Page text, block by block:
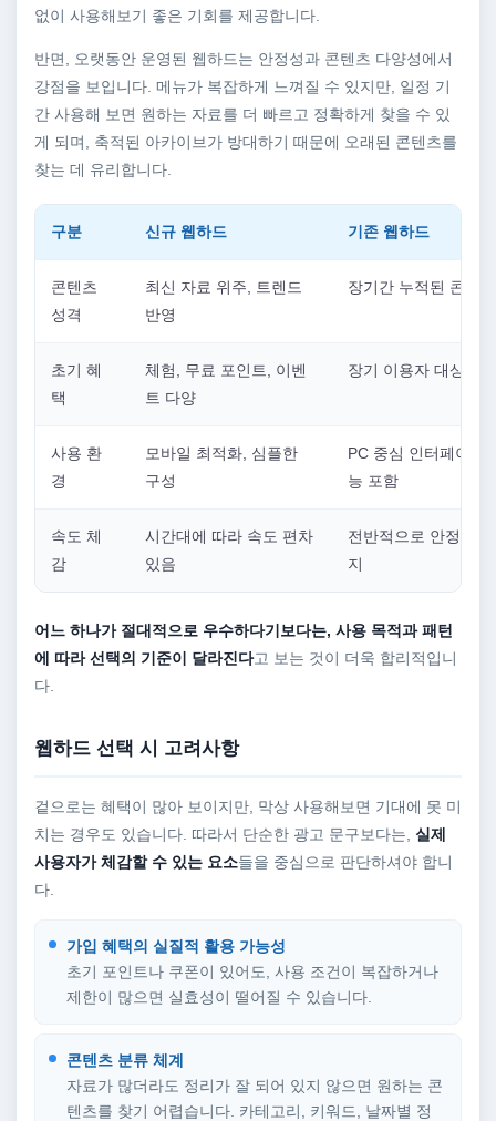
없이 사용해보기 좋은 기회를 제공합니다.
반면, 오랫동안 운영된 웹하드는 안정성과 콘텐츠 다양성에서
강점을 보입니다. 메뉴가 복잡하게 느껴질 수 있지만, 일정 기
간 사용해 보면 원하는 자료를 더 빠르고 정확하게 찾을 수 있
게 되며, 축적된 아카이브가 방대하기 때문에 오래된 콘텐츠를
찾는 데 유리합니다.
구분 신규 웹하드 기존 웹하드
콘텐츠
성격
최신 자료 위주, 트렌드
반영
장기간 누적된 콘텐
초기 혜
택
체험, 무료 포인트, 이벤
트 다양
장기 이용자 대상 혜
사용 환
경
모바일 최적화, 심플한
구성
PC 중심 인터페이스,
능 포함
속도 체
감
시간대에 따라 속도 편차
있음
전반적으로 안정적인
지
어느 하나가 절대적으로 우수하다기보다는, 사용 목적과 패턴
에 따라 선택의 기준이 달라진다고 보는 것이 더욱 합리적입니
다.
웹하드 선택 시 고려사항
겉으로는 혜택이 많아 보이지만, 막상 사용해보면 기대에 못 미
치는 경우도 있습니다. 따라서 단순한 광고 문구보다는, 실제
사용자가 체감할 수 있는 요소들을 중심으로 판단하셔야 합니
다.
가입 혜택의 실질적 활용 가능성
초기 포인트나 쿠폰이 있어도, 사용 조건이 복잡하거나
제한이 많으면 실효성이 떨어질 수 있습니다.
콘텐츠 분류 체계
자료가 많더라도 정리가 잘 되어 있지 않으면 원하는 콘
텐츠를 찾기 어렵습니다. 카테고리, 키워드, 날짜별 정